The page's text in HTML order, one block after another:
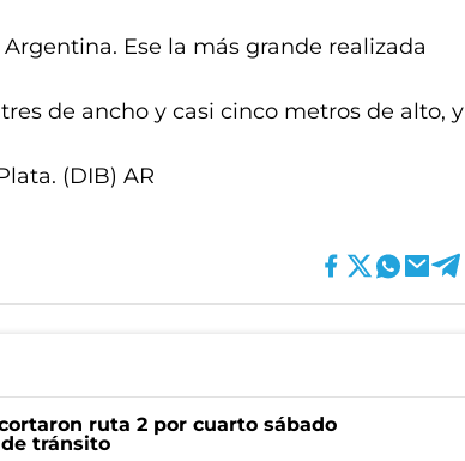
Ese la más grande realizada
de ancho y casi cinco metros de alto, y
(DIB) AR
ruta 2 por cuarto sábado
tránsito